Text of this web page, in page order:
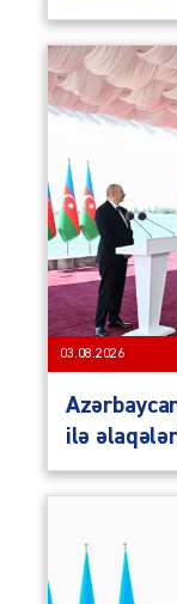
03.08.2026
ilə